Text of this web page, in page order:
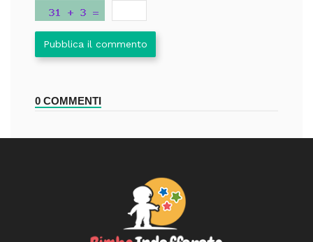
Pubblica il commento
0 COMMENTI